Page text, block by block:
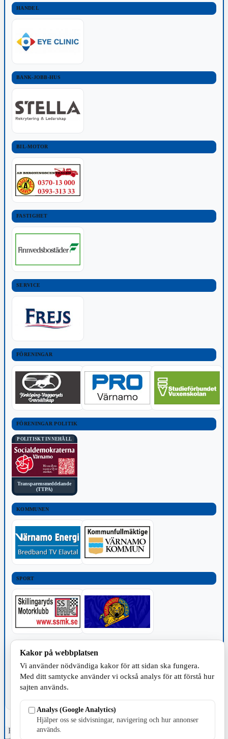
HANDEL
BANK-JOBB-HUS
BIL-MOTOR
FASTIGHET
SERVICE
FÖRENINGAR
FÖRENINGAR POLITIK
POLITISKT INNEHÅLL
Transparensmeddelande
(TTPA)
KOMMUNEN
SPORT
Fristående webbtidningsföretag grundat 1991 som sedan 2002 ger
Kakor på webbplatsen
Vi använder nödvändiga kakor för att sidan ska fungera.
Med ditt samtycke använder vi också analys för att förstå hur
sajten används.
Analys (Google Analytics)
Hjälper oss se sidvisningar, navigering och hur annonser
används.